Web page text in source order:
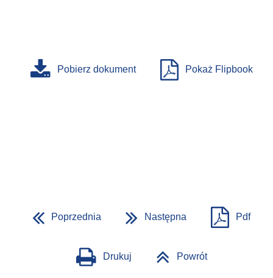
Pobierz dokument Pokaż Flipbook
Poprzednia Następna Pdf
Drukuj Powrót